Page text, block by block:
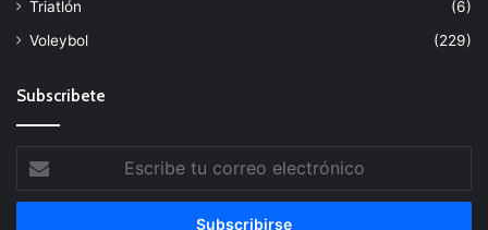
Triatlón
(6)
Voleybol
(229)
Subscribete
tu
correo